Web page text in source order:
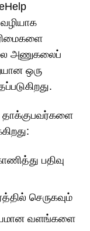
அணுகலைப்
ஒரு
தாக்குபவர்களை
பதிவு
செருகவும்
வளங்களை